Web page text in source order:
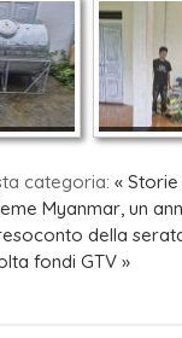
categoria: « Storie
Myanmar, un
della
fondi GTV »